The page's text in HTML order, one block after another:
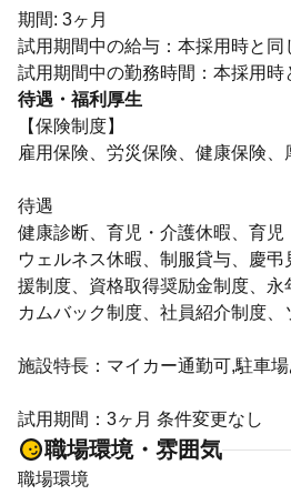
期間: 3ヶ月
試用期間中の給与：本採用時と同
待遇・福利厚生
【保険制度】
雇用保険、労災保険、健康保険、
待遇
健康診断、育児・介護休暇、育児
ウェルネス休暇、制服貸与、慶
援制度、資格取得奨励金制度、
カムバック制度、社員紹介制度
施設特長：マイカー通勤可,駐車
試用期間：3ヶ月 条件変更なし
職場環境・雰囲気
職場環境